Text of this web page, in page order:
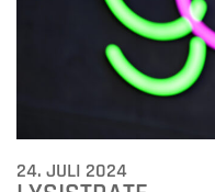
24. JULI 2024